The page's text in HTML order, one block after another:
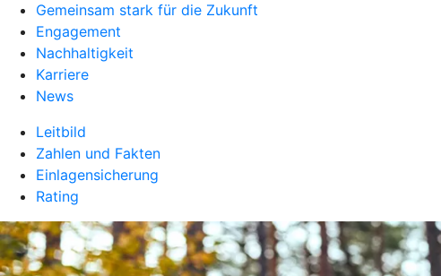
Gemeinsam stark für die Zukunft
Engagement
Nachhaltigkeit
Karriere
News
Leitbild
Zahlen und Fakten
Einlagensicherung
Rating